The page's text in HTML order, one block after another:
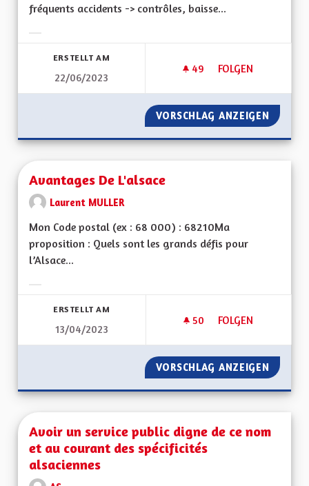
fréquents accidents -> contrôles, baisse...
ERSTELLT AM
22/06/2023
49 49 FOLLOWER
FOLGEN
AUTOROUTE A35
VORSCHLAG ANZEIGEN
Avantages De L'alsace
Laurent MULLER
Mon Code postal (ex : 68 000) : 68210Ma
proposition : Quels sont les grands défis pour
l’Alsace...
ERSTELLT AM
13/04/2023
50 50 FOLLOWER
FOLGEN
AVANTAGES DE
VORSCHLAG ANZEIGEN
Avoir un service public digne de ce nom
et au courant des spécificités
alsaciennes